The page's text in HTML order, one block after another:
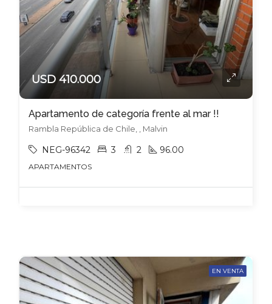
USD 410.000
Apartamento de categoría frente al mar !!
Rambla República de Chile, , Malvin
NEG-96342 3 2 96.00
APARTAMENTOS
EN VENTA